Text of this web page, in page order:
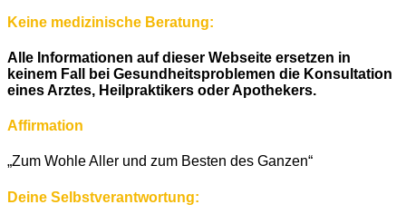
Keine medizinische Beratung:
Alle Informationen auf dieser Webseite ersetzen in
keinem Fall bei Gesundheitsproblemen die Konsultation
eines Arztes, Heilpraktikers oder Apothekers.
Affirmation
„Zum Wohle Aller und zum Besten des Ganzen“
Deine Selbstverantwortung: